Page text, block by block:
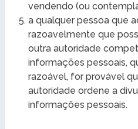
vendendo (ou
a qualquer pessoa que
razoavelmente que
outra autoridade
informações pessoais,
razoável, for provável
autoridade ordene a
informações pessoais.